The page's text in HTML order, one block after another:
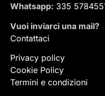
Whatsapp: 335
Vuoi inviarci una mail?
Contattaci
Privacy policy
Cookie Policy
Termini e condizioni